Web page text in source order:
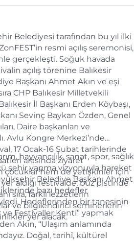
Belediyesi tarafından bu yıl ilki
resmi açılış seremonisi,
gerçekleşti. Soğuk havada
açılış törenine Balıkesir
Başkanı Ahmet Akın ve eşi
CHP Balıkesir Milletvekili
İl Başkanı Erden Köybaşı,
Sevinç Baykan Özden, Genel
Daire başkanları ve
Avlu Kongre Merkezi’nde
17 Ocak-16 Şubat tarihlerinde
arasında ziyaret
çocuklar hem de yetişkinler için
aldığı festivalde, buz pistinde
sıra, farklı lezzetlerin
ve bilgilendirici seminerlerin
yer alacak.
hayvancılık, sanat, spor, sağlık
şehir yapma vizyonuyla hareket
Belediye Başkanı Ahmet
bazı hedefler
Hedeflerinden bir tanesinin
ve Festivaller Kenti” yapmak
Akın, “Ulaşım anlamında
Doğal, tarihî, kültürel